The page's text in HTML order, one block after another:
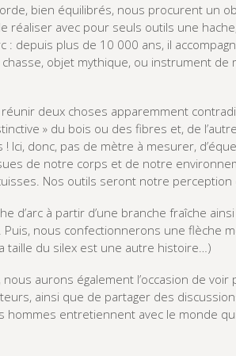
bien équilibrés, nous procurent un
réaliser avec pour seuls outils une
: depuis plus de 10 000 ans, il
objet mythique, ou instrument de
réunir deux choses apparemment
» du bois ou des fibres et, de
Ici, donc, pas de mètre à mesurer,
de notre corps et de notre
Nos outils seront notre perception
d’arc à partir d’une branche fraîche
Puis, nous confectionnerons une flèche
taille du silex est une autre histoire…)
aurons également l’occasion de voir
ainsi que de partager des
hommes entretiennent avec le monde